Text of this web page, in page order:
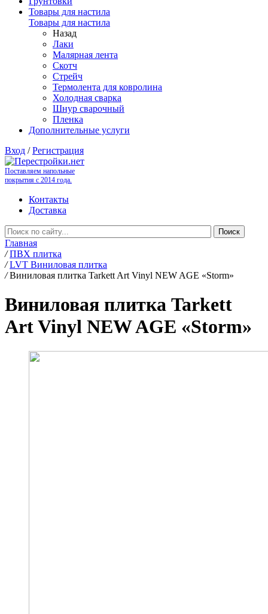
Товары для настила
Товары для настила
Назад
Лаки
Малярная лента
Скотч
Стрейч
Термолента для ковролина
Холодная сварка
Шнур сварочный
Пленка
Дополнительные услуги
Вход /Регистрация
Поставляем напольные
покрытия с 2014 года.
Контакты
Доставка
Главная
/ ПВХ плитка
/ LVT Виниловая плитка
/ Виниловая плитка Tarkett Art Vinyl NEW AGE «Storm»
Виниловая плитка Tarkett
Art Vinyl NEW AGE «Storm»